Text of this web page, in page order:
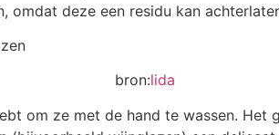
omdat deze een residu kan
bron:lida
om ze met de hand te wassen. Het